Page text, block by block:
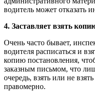
водитель может отказать
4. Заставляет взять
Очень часто бывает,
водителя расписаться и
копию постановления,
заказным письмом, что
очередь, взять или не
правомерно.